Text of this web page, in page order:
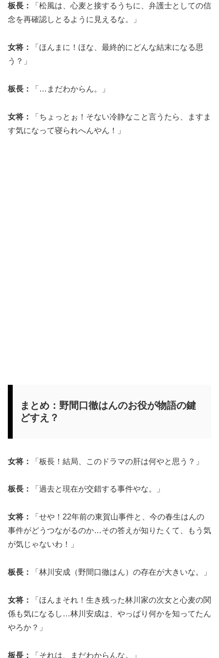
板長：
「松風は、心麦と接するうちに、弁護士としての信
念を再確認しとるように見えるな。」
女将：
「ほんまに！ほな、最終的にどんな結末になる思
う？」
板長： 「…まだわからん。」
女将：
「ちょっとぉ！そない冷静なこと言うたら、ますま
す気になって寝られへんやん！」
まとめ：野間口徹はんのお役が物語の鍵
どすえ？
女将： 「板長！結局、このドラマの肝は何やと思う？」
板長： 「過去と現在が交錯する事件やな。」
女将：
「せや！22年前の東賀山事件と、今の春生はんの
事件がどうつながるのか…その答えが知りたくて、もう気
が気じゃないわ！」
板長： 「林川安成（野間口徹はん）の存在が大きいな。」
女将：
「ほんまそれ！生き残った林川家の次女と心麦の関
係も気になるし…林川安成は、やっぱり何かを知ってたん
やろか？」
板長： 「それは、まだわからんな。」